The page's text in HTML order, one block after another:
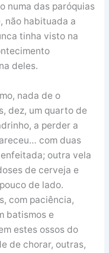
numa das paróquias
não habituada a
tinha visto na
deles.
nada de o
dez, um quarto de
a perder a
com duas
outra vela
de cerveja e
de lado.
com paciência,
batismos e
estes ossos do
de chorar, outras,